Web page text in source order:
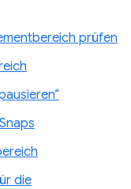
prüfen
die